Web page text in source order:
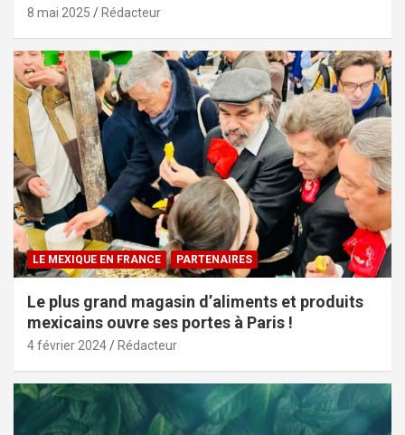
8 mai 2025 Rédacteur
LE MEXIQUE EN FRANCE PARTENAIRES
Le plus grand magasin d’aliments et produits
mexicains ouvre ses portes à Paris !
4 février 2024 Rédacteur